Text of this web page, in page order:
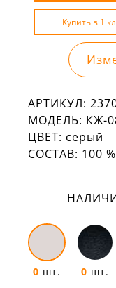
АРТИКУЛ:
МОДЕЛЬ: КЖ-
ЦВЕТ: серый
СОСТАВ: 100
0 шт. 0 шт.